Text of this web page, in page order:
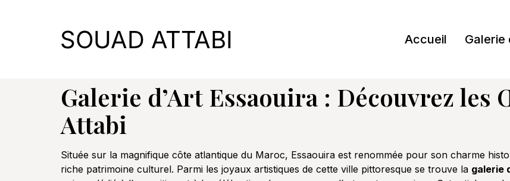
Accueil Galerie
Galerie d’Art Essaouira : Découvrez les
Attabi
Située sur la magnifique côte atlantique du Maroc, Essaouira est renommée pour son charme
riche patrimoine culturel. Parmi les joyaux artistiques de cette ville pittoresque se trouve la galerie